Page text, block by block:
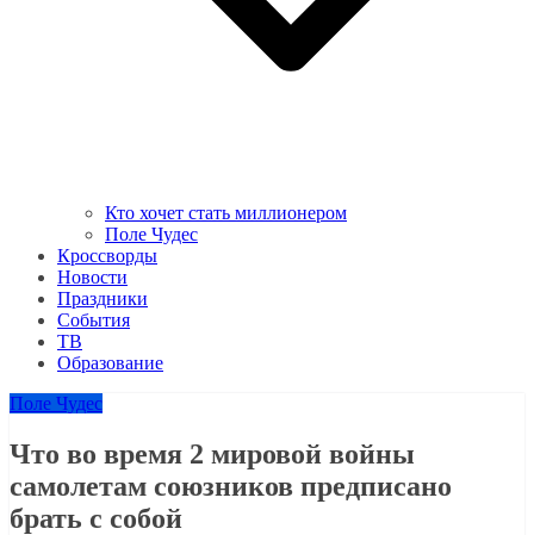
Кто хочет стать миллионером
Поле Чудес
Кроссворды
Новости
Праздники
События
ТВ
Образование
Поле Чудес
Что во время 2 мировой войны
самолетам союзников предписано
брать с собой